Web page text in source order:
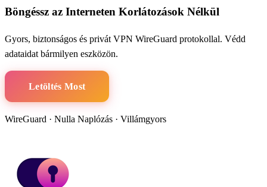
Böngéssz az Interneten Korlátozások Nélkül
Gyors, biztonságos és privát VPN WireGuard protokollal. Védd
adataidat bármilyen eszközön.
Letöltés Most
WireGuard · Nulla Naplózás · Villámgyors